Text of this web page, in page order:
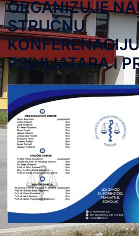
ORGANIZUJE
STRUČNU
KONFERENACIJU
PSIHIJATARA I